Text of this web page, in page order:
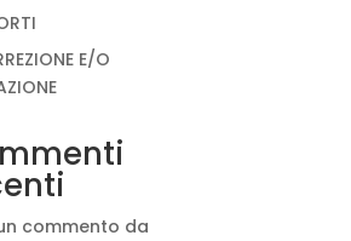
E/O
commento da